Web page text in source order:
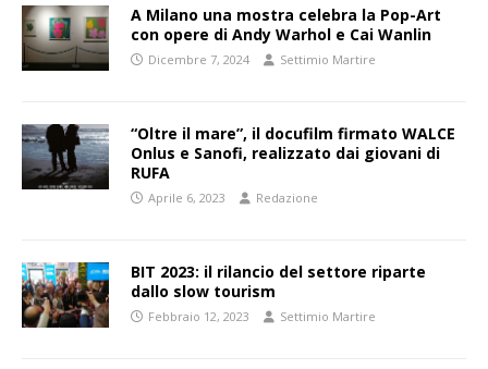
A Milano una mostra celebra la Pop-Art
con opere di Andy Warhol e Cai Wanlin
Dicembre 7, 2024 Settimio Martire
“Oltre il mare”, il docufilm firmato WALCE
Onlus e Sanofi, realizzato dai giovani di
RUFA
Aprile 6, 2023 Redazione
BIT 2023: il rilancio del settore riparte
dallo slow tourism
Febbraio 12, 2023 Settimio Martire